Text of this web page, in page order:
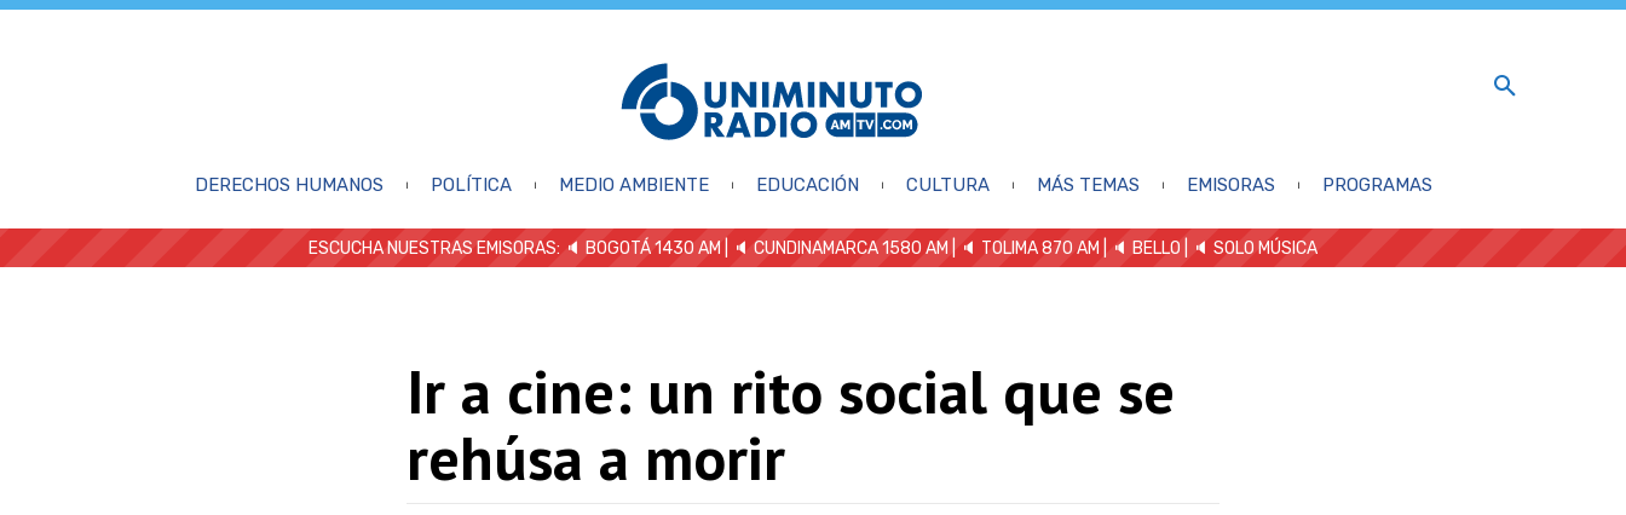
DERECHOS HUMANOS POLÍTICA MEDIO AMBIENTE EDUCACIÓN CULTURA MÁS TEMAS EMISORAS PROGRAMAS
ESCUCHA NUESTRAS EMISORAS: 🔈 BOGOTÁ 1430 AM | 🔈 CUNDINAMARCA 1580 AM | 🔈 TOLIMA 870 AM | 🔈 BELLO 🔈 SOLO MÚSICA
Ir a cine: un rito social que se
rehúsa a morir